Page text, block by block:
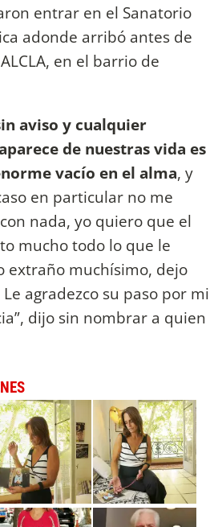
entrar en el Sanatorio
adonde arribó antes de
en el barrio de
aviso y cualquier
de nuestras vida es
vacío en el alma, y
en particular no me
nada, yo quiero que el
mucho todo lo que le
extraño muchísimo, dejo
agradezco su paso por mi
dijo sin nombrar a quien